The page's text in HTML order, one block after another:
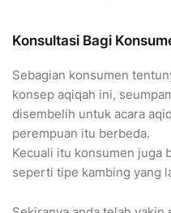
Konsultasi Bagi
Sebagian konsumen
konsep aqiqah ini,
disembelih untuk acara
perempuan itu berbeda.
Kecuali itu konsumen juga
seperti tipe kambing yang